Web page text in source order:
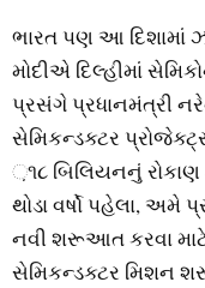
ભારત પણ આ દિશામાં
મોદીએ દિલ્‍હીમાં
પ્રસંગે પ્રધાનમંત્રી
સેમિકન્‍ડક્‍ટર
઼૧૮ બિલિયનનું
થોડા વર્ષો પહેલા, અમે
નવી શરૂઆત કરવા
સેમિકન્‍ડક્‍ટર મિશન શરૂ